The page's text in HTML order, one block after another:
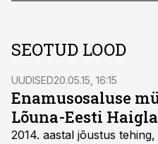
SEOTUD LOOD
UUDISED20.05.15, 16:15
Enamusosaluse
Lõuna-Eesti
2014. aastal jõustus